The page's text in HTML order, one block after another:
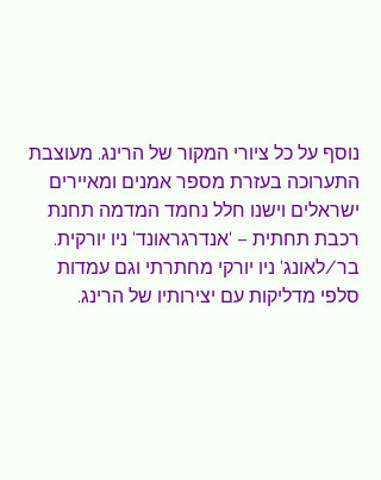
נוסף על כל ציורי המקור של הרינג. מעוצבת
התערוכה בעזרת מספר אמנים ומאיירים
ישראלים וישנו חלל נחמד המדמה תחנת
רכבת תחתית – 'אנדרגראונד' ניו יורקית.
בר/לאונג' ניו יורקי מחתרתי וגם עמדות
סלפי מדליקות עם יצירותיו של הרינג.